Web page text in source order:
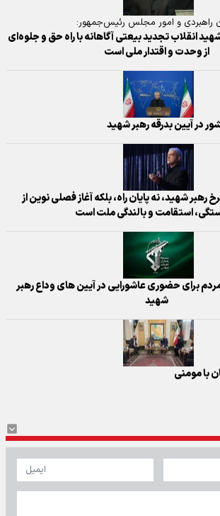
راهبردی و امور مجلس رئیس‌جمهور:
انقلاب تجدید بیعتی آگاهانه با راه حق و جلوه‌ای
از وحدت و اقتدار ملی است
شهید، نه پایان راه، بلکه آغاز فصلی نوین از
استقامت و بالندگی ملت است
برای حضوری عاشورایی در آیین های وداع رهبر
شهید
با مومنی